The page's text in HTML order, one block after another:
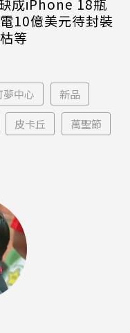
成iPhone 18瓶
10億美元待封裝
等
夢中心 新品
皮卡丘 萬聖節